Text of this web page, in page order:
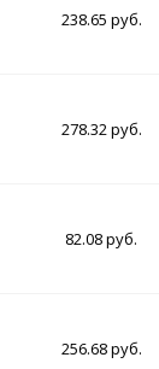
238.65 руб.
278.32 руб.
82.08 руб.
256.68 руб.